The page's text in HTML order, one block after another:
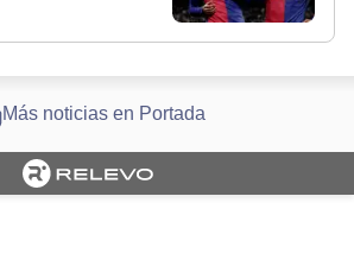
Más noticias en Portada